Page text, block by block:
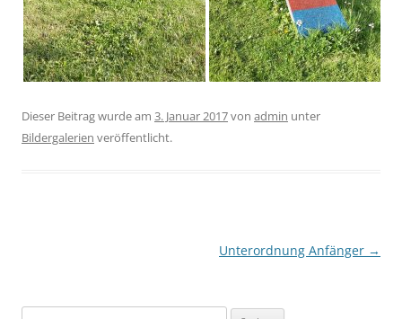
Dieser Beitrag wurde am 3. Januar 2017von admin unter
Bildergalerien veröffentlicht.
Unterordnung Anfänger →